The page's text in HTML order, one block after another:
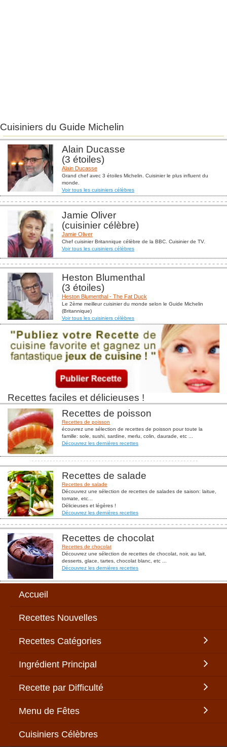
Cuisiniers du Guide Michelin
Alain Ducasse
(3 étoiles)
Alain Ducasse
Grand chef avec 3 étoiles Michelin. Cuisinier le plus influent du
monde.
Voir tous les cuisiniers célèbres
Jamie Oliver
(cuisinier célèbre)
Jamie Oliver
Chef cuisinier Britannique célèbre de la BBC. Cuisinier de TV.
Voir tous les cuisiniers célèbres
Heston Blumenthal
(3 étoiles)
Heston Blumenthal - The Fat Duck
Le 2ème meilleur cuisinier du monde selon le Guide Michelin
(Britannique)
Voir tous les cuisiniers célèbres
Recettes faciles et délicieuses !
Recettes de poisson
Recettes de poisson
écouvrez une sélection de recettes de poisson pour toute la
famille: sole, sushi, sardine, merlu, colin, daurade, etc ...
Découvrez les dernières recettes
Recettes de salade
Recettes de salade
Découvrez une sélection de recettes de salades de saison: laitue,
tomate, etc...
Délicieuses et légères !
Découvrez les dernières recettes
Recettes de chocolat
Recettes de chocolat
Découvrez une sélection de recettes de chocolat, noir, au lait,
desserts, glace, tartes, chocolat blanc, etc ...
Découvrez les dernières recettes
Accueil
Recettes Nouvelles
Recettes Catégories
Ingrédient Principal
Recette par Difficulté
Menu de Fêtes
Cuisiniers Célèbres